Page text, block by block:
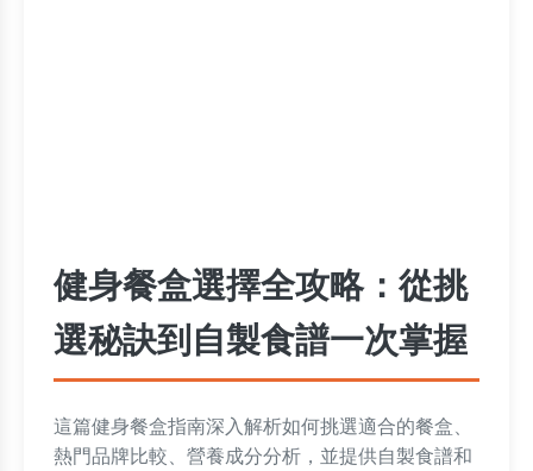
健身餐盒選擇全攻略：從挑
選秘訣到自製食譜一次掌握
這篇健身餐盒指南深入解析如何挑選適合的餐盒、
熱門品牌比較、營養成分分析，並提供自製食譜和